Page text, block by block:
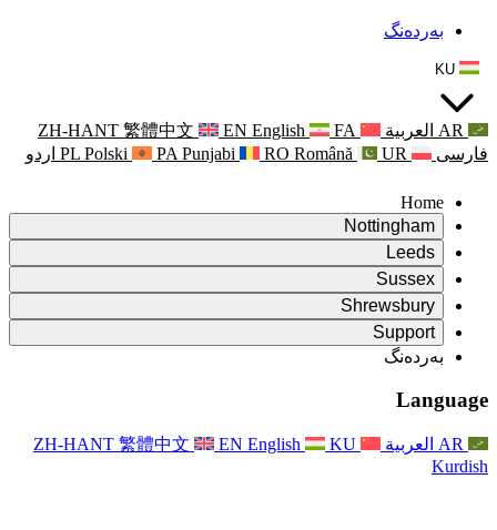
ZH-HANT 繁體中文
EN
PL Polski PA Punjabi اردو
Rapora
Rapora
Rapora
خێزان
ZH-HANT 繁體中文 EN